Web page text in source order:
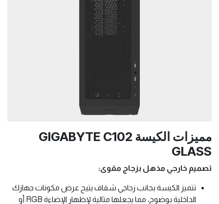
مميزات الكيسة GIGABYTE C102
GLASS
تصميم خارجي مذهل بزجاج مقوى:
تتميز الكيسة بجانب زجاجي شفاف يتيح عرض مكونات جهازك
الداخلية بوضوح، مما يجعلها مثالية لإظهار الإضاءة RGB أو